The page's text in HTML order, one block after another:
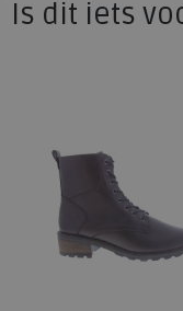
Is dit iets